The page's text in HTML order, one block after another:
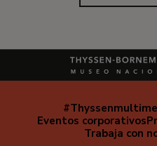
Navegación
secundaria
Eventos corporativos
Trabaja con